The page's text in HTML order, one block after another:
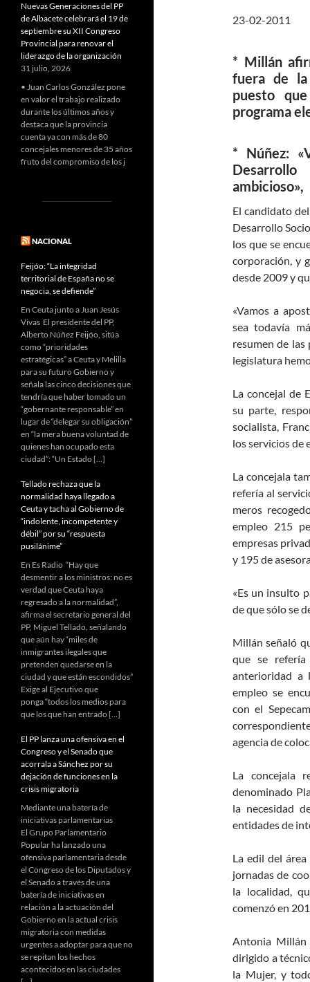
23-02-2011
* Millán
fuera de
puesto
programa
* Núñez:
ambicioso»,
El candidato
Desarrollo
los que se
corporación, y
desde 2009 y
«Vamos a
sea todavía
resumen de
legislatura
La concejal de
su parte,
socialista,
los servicios de
La concejala
refería al
meros
empleo 215
empresas
y 195 de
«Es un insulto
de que sólo se
Millán señaló
que se
anterioridad a
empleo se
con el
agencia de
La concejala
denominado
la necesidad
entidades de
La edil del
jornadas de
la localidad,
comenzó en
Antonia Millán
dirigido a
la Mujer, y
Nuevas Generaciones del PP
de Albacete celebrará el 19 de
septiembre su XII Congreso
Provincial para renovar el
liderazgo de la organización
31 julio, 2026
• Juan Carlos González pone
en valor el trabajo realizado
durante los últimos años y
destaca que la provincia
cuenta ya con más de 80
concejales menores de 35 años
fruto del compromiso de los j
NACIONAL
Feijóo: “La integridad
territorial de España no se
negocia, se defiende”
En Ceuta junto a Juan Jesús
Vivas El presidente del PP,
Alberto Núñez Feijóo, sitúa
como “prioridades
estratégicas” a Ceuta y Melilla
para su futuro Gobierno y
señala las cinco decisiones que
tendría que haber tomado un
“gobernante responsable” en
lugar de “delegar su obligación”
en “la mera buena voluntad de
quienes han ocupado esta
ciudad”: “Un Estado […]
Tellado rechaza que la
normalidad haya llegado a
Ceuta y tacha al Gobierno de
“indolente, incompetente y
débil” por su “respuesta
pusilánime”
En Es Radio “Hay que
desmentir a los ministros: no es
verdad que Ceuta haya
regresado a la normalidad”,
afirma el secretario general del
PP, Miguel Tellado, señalando
que aún hay “miles de
inmigrantes ilegales que
pretenden quedarse en la
ciudad y que están escondidos”
Exige al Ejecutivo que
ponga “todos los medios para
que los que han entrado […]
El PP lanza una ofensiva en el
Congreso y el Senado que
acorrala a Sánchez por su
dejación de funciones en la
crisis migratoria
Mediante una batería de
iniciativas parlamentarias
El Grupo Parlamentario
Popular ha lanzado una
ofensiva parlamentaria desde
el Congreso de los Diputados y
el Senado a través de una
batería de iniciativas en
relación a la actuación del
Gobierno en la actual crisis
migratoria con medidas
urgentes a adoptar para que no
se repitan los hechos
acontecidos en las ciudades